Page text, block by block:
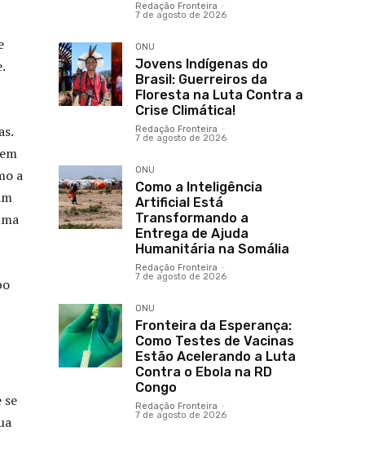
a
Redação Fronteira -
7 de agosto de 2026
ONU
Jovens Indígenas do
Brasil: Guerreiros da
Floresta na Luta Contra a
Crise Climática!
Redação Fronteira -
7 de agosto de 2026
ONU
Como a Inteligência
Artificial Está
Transformando a
Entrega de Ajuda
Humanitária na Somália
Redação Fronteira -
7 de agosto de 2026
ONU
Fronteira da Esperança:
Como Testes de Vacinas
Estão Acelerando a Luta
Contra o Ebola na RD
Congo
Redação Fronteira -
7 de agosto de 2026